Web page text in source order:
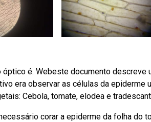
óptico é. Webeste documento
era observar as células da
Cebola, tomate, elodea e
corar a epiderme da folha do